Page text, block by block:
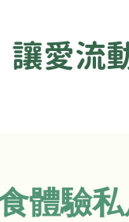
愛流
體驗